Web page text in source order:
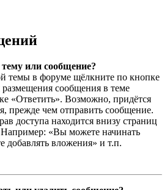
или сообщение?
темы в форуме щёлкните по кнопке
сообщения в теме
«Ответить». Возможно, придётся
прежде чем отправить сообщение.
доступа находится внизу страниц
«Вы можете начинать
вложения» и т.п.